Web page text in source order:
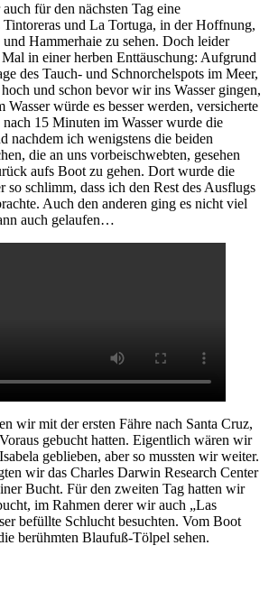
für den nächsten Tag eine
und La Tortuga, in der Hoffnung,
Hammerhaie zu sehen. Doch leider
in einer herben Enttäuschung: Aufgrund
des Tauch- und Schnorchelspots im Meer,
und schon bevor wir ins Wasser gingen,
würde es besser werden, versicherte
15 Minuten im Wasser wurde die
nachdem ich wenigstens die beiden
die an uns vorbeischwebten, gesehen
aufs Boot zu gehen. Dort wurde die
so schlimm, dass ich den Rest des Ausflugs
Auch den anderen ging es nicht viel
auch gelaufen…
wir mit der ersten Fähre nach Santa Cruz,
gebucht hatten. Eigentlich wären wir
geblieben, aber so mussten wir weiter.
wir das Charles Darwin Research Center
Bucht. Für den zweiten Tag hatten wir
im Rahmen derer wir auch „Las
befüllte Schlucht besuchten. Vom Boot
berühmten Blaufuß-Tölpel sehen.